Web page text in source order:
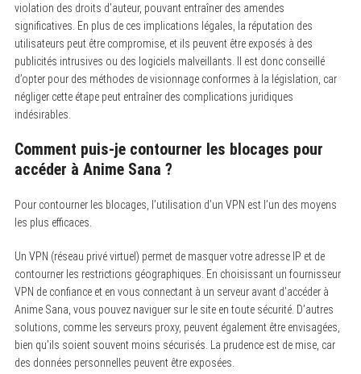
violation des droits d’auteur, pouvant entraîner des amendes
significatives. En plus de ces implications légales, la réputation des
utilisateurs peut être compromise, et ils peuvent être exposés à des
publicités intrusives ou des logiciels malveillants. Il est donc conseillé
d’opter pour des méthodes de visionnage conformes à la législation, car
négliger cette étape peut entraîner des complications juridiques
indésirables.
Comment puis-je contourner les blocages pour
accéder à Anime Sana ?
Pour contourner les blocages, l’utilisation d’un VPN est l’un des moyens
les plus efficaces.
Un VPN (réseau privé virtuel) permet de masquer votre adresse IP et de
contourner les restrictions géographiques. En choisissant un fournisseur
VPN de confiance et en vous connectant à un serveur avant d’accéder à
Anime Sana, vous pouvez naviguer sur le site en toute sécurité. D’autres
solutions, comme les serveurs proxy, peuvent également être envisagées,
bien qu’ils soient souvent moins sécurisés. La prudence est de mise, car
des données personnelles peuvent être exposées.